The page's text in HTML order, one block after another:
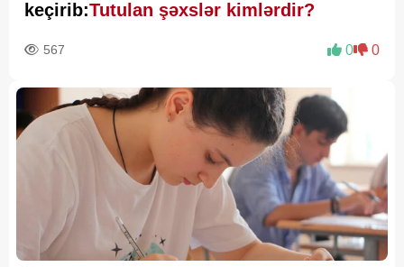
keçirib:Tutulan şəxslər kimlərdir?
567 0 0